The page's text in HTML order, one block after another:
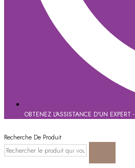
OBTENEZ L'ASSISTANCE D'UN EXPERT -
Recherche De Produit